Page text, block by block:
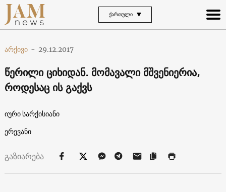
ᲥᲐᲠᲗᲣᲚᲘ
არქივი - 29.12.2017
წერილი ციხიდან. მომავალი მშვენიერია,
როდესაც ის გაქვს
იური სარქისიანი
ერევანი
გაზიარება